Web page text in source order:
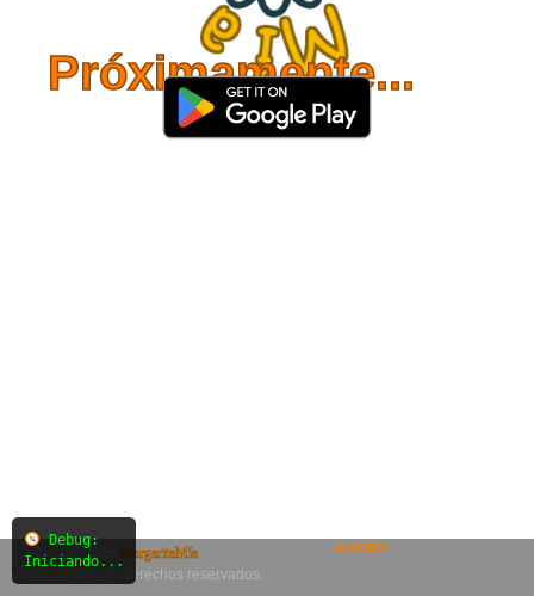
Próximamente...
© 2025
MargaritaMía
– SiO₂. Todos los derechos reservados.
Acceder
Debug:
Iniciando...